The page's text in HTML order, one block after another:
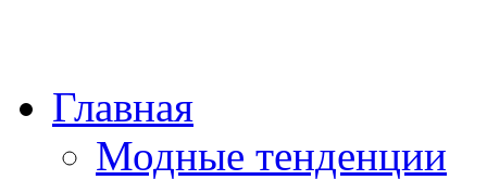
Главная
Модные тенденции